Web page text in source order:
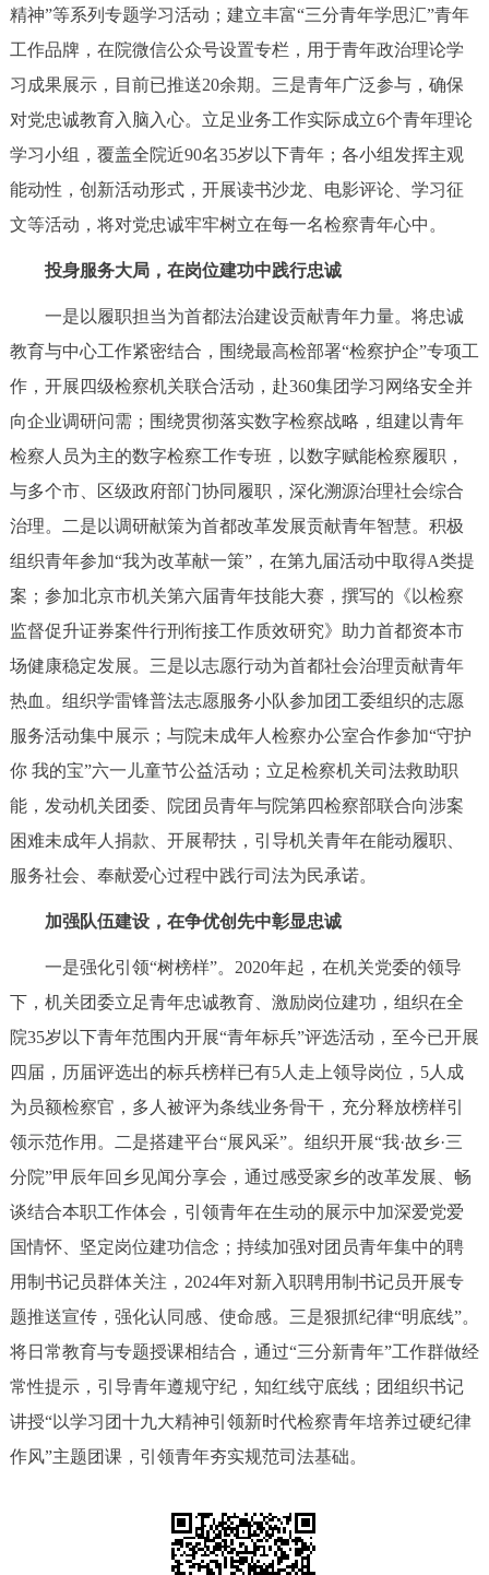
ITALIANO
回到顶部
精神”等系列专题学习活动；建立丰富“三分青年学思汇”青年
工作品牌，在院微信公众号设置专栏，用于青年政治理论学
习成果展示，目前已推送20余期。三是青年广泛参与，确保
对党忠诚教育入脑入心。立足业务工作实际成立6个青年理论
学习小组，覆盖全院近90名35岁以下青年；各小组发挥主观
能动性，创新活动形式，开展读书沙龙、电影评论、学习征
文等活动，将对党忠诚牢牢树立在每一名检察青年心中。
投身服务大局，在岗位建功中践行忠诚
一是以履职担当为首都法治建设贡献青年力量。将忠诚
教育与中心工作紧密结合，围绕最高检部署“检察护企”专项工
作，开展四级检察机关联合活动，赴360集团学习网络安全并
向企业调研问需；围绕贯彻落实数字检察战略，组建以青年
检察人员为主的数字检察工作专班，以数字赋能检察履职，
与多个市、区级政府部门协同履职，深化溯源治理社会综合
治理。二是以调研献策为首都改革发展贡献青年智慧。积极
组织青年参加“我为改革献一策”，在第九届活动中取得A类提
案；参加北京市机关第六届青年技能大赛，撰写的《以检察
监督促升证券案件行刑衔接工作质效研究》助力首都资本市
场健康稳定发展。三是以志愿行动为首都社会治理贡献青年
热血。组织学雷锋普法志愿服务小队参加团工委组织的志愿
服务活动集中展示；与院未成年人检察办公室合作参加“守护
你 我的宝”六一儿童节公益活动；立足检察机关司法救助职
能，发动机关团委、院团员青年与院第四检察部联合向涉案
困难未成年人捐款、开展帮扶，引导机关青年在能动履职、
服务社会、奉献爱心过程中践行司法为民承诺。
加强队伍建设，在争优创先中彰显忠诚
一是强化引领“树榜样”。2020年起，在机关党委的领导
下，机关团委立足青年忠诚教育、激励岗位建功，组织在全
院35岁以下青年范围内开展“青年标兵”评选活动，至今已开展
四届，历届评选出的标兵榜样已有5人走上领导岗位，5人成
为员额检察官，多人被评为条线业务骨干，充分释放榜样引
领示范作用。二是搭建平台“展风采”。组织开展“我·故乡·三
分院”甲辰年回乡见闻分享会，通过感受家乡的改革发展、畅
谈结合本职工作体会，引领青年在生动的展示中加深爱党爱
国情怀、坚定岗位建功信念；持续加强对团员青年集中的聘
用制书记员群体关注，2024年对新入职聘用制书记员开展专
题推送宣传，强化认同感、使命感。三是狠抓纪律“明底线”。
将日常教育与专题授课相结合，通过“三分新青年”工作群做经
常性提示，引导青年遵规守纪，知红线守底线；团组织书记
讲授“以学习团十九大精神引领新时代检察青年培养过硬纪律
作风”主题团课，引领青年夯实规范司法基础。